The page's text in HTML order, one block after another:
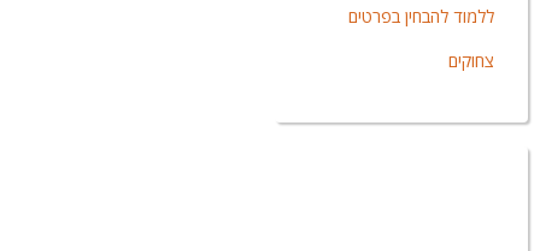
ללמוד להבחין בפרטים
צחוקים